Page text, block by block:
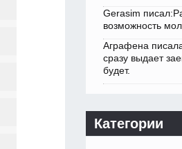
Gerasim
возможность
Аграфена
сразу выдает
будет.
Категории